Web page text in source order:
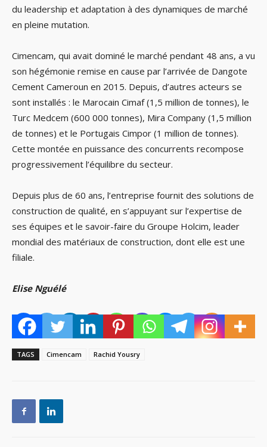
du leadership et adaptation à des dynamiques de marché
en pleine mutation.
Cimencam, qui avait dominé le marché pendant 48 ans, a vu
son hégémonie remise en cause par l’arrivée de Dangote
Cement Cameroun en 2015. Depuis, d’autres acteurs se
sont installés : le Marocain Cimaf (1,5 million de tonnes), le
Turc Medcem (600 000 tonnes), Mira Company (1,5 million
de tonnes) et le Portugais Cimpor (1 million de tonnes).
Cette montée en puissance des concurrents recompose
progressivement l’équilibre du secteur.
Depuis plus de 60 ans, l’entreprise fournit des solutions de
construction de qualité, en s’appuyant sur l’expertise de
ses équipes et le savoir-faire du Groupe Holcim, leader
mondial des matériaux de construction, dont elle est une
filiale.
Elise Nguélé
TAGS Cimencam Rachid Yousry